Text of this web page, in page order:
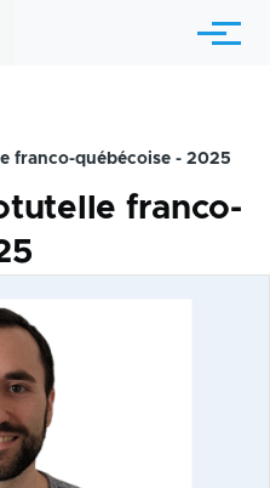
Menu
franco-québécoise - 2025
franco-